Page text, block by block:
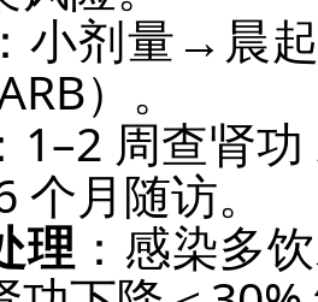
小剂量→晨
）。
1–2 周查肾
月随访。
理 ：感染多